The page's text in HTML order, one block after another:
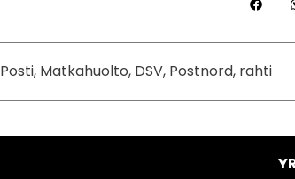
Posti, Matkahuolto, DSV, Postnord, rahti